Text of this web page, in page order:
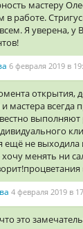
мастеру
в работе.
Я уверена, у
6 февраля 2019 в
открытия,
мастера всегда
ещё не выходила
менять ни
4 февраля 2019 в
это